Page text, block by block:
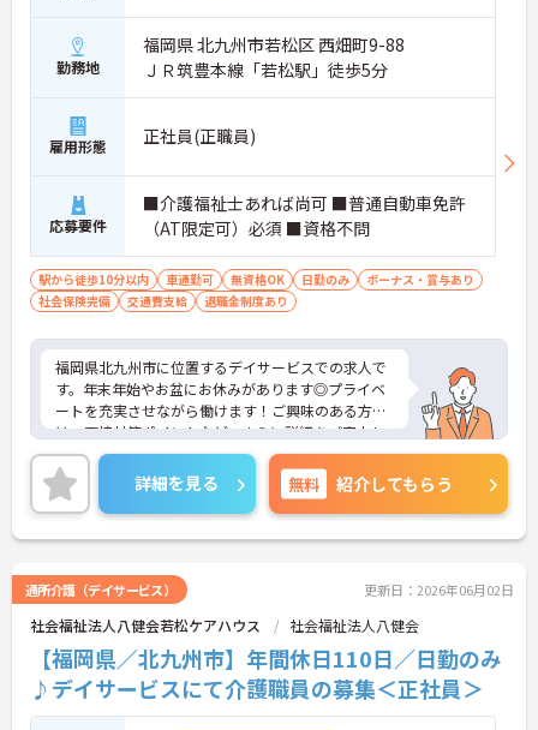
勤務地
福岡県 北九州市若松区 西畑町9-88
ＪＲ筑豊本線「若松駅」徒歩5分
雇用形態 正社員(正職員)
応募要件
■介護福祉士あれば尚可 ■普通自動車免許
（AT限定可）必須 ■資格不問
駅から徒歩10分以内 車通勤可 無資格OK 日勤のみ
ボーナス・賞与あり
社会保険完備
交通費支給 退職金制度あり
福岡県北九州市に位置するデイサービスでの求人で
す。年末年始やお盆にお休みがあります◎プライベ
ートを充実させながら働けます！ご興味のある方に
は、面接対策ポイントなど、さらに詳細をご案内し
ますのでお気軽にご相談ください！
詳細を見る 無料 紹介してもらう
通所介護（デイサービス） 更新日：2026年06月02日
社会福祉法人八健会若松ケアハウス 社会福祉法人八健会
【福岡県／北九州市】年間休日110日／日勤のみ
♪デイサービスにて介護職員の募集＜正社員＞